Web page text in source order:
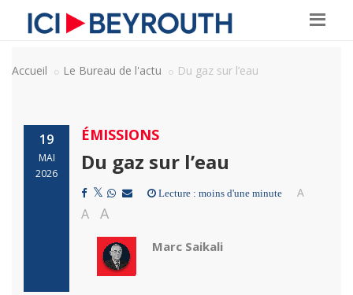
Accueil Le Bureau de l'actu Du gaz sur l’eau
19
MAI
2026
ÉMISSIONS
Du gaz sur l’eau
Lecture : moins d'une minute A
A A
Marc Saikali